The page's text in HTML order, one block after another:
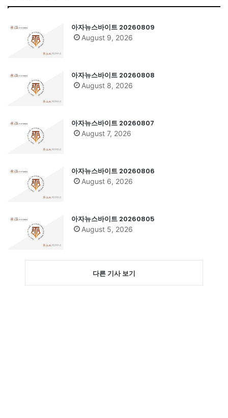
아자뉴스바이트 20260809
August 9, 2026
아자뉴스바이트 20260808
August 8, 2026
아자뉴스바이트 20260807
August 7, 2026
아자뉴스바이트 20260806
August 6, 2026
아자뉴스바이트 20260805
August 5, 2026
다른 기사 보기